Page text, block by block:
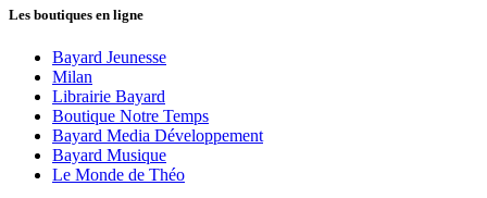
Les boutiques en ligne
Bayard Jeunesse
Milan
Librairie Bayard
Boutique Notre Temps
Bayard Media Développement
Bayard Musique
Le Monde de Théo